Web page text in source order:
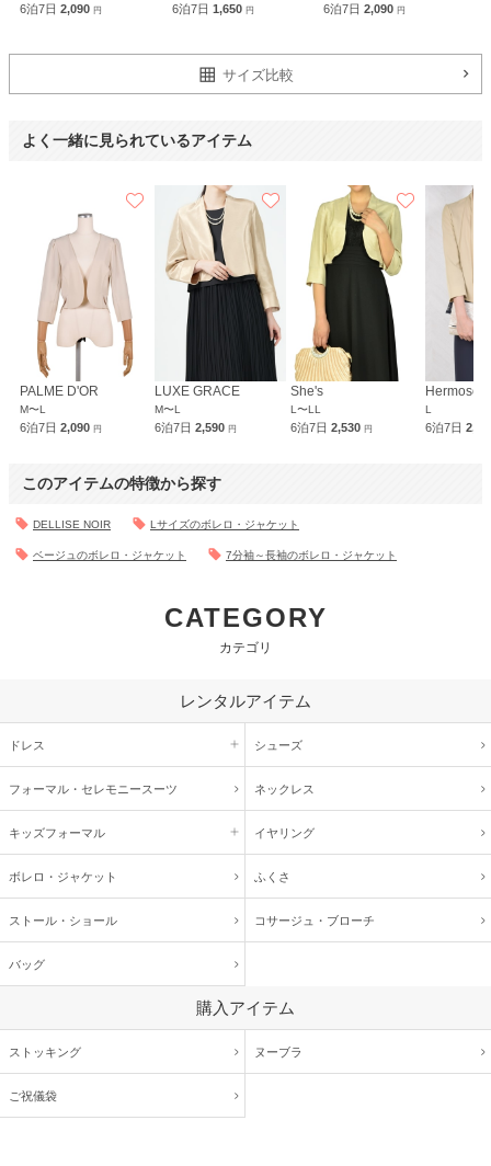
6泊7日 2,090 円 6泊7日 1,650 円 6泊7日2,090円
サイズ比較
よく一緒に見られているアイテム
PALME D'OR
M〜L
6泊7日 2,090 円
LUXE GRACE
M〜L
6泊7日2,590円
She's
L〜LL
6泊7日 2,530 円
Hermoso
L
6泊7日
このアイテムの特徴から探す
DELLISE NOIR Lサイズのボレロ・ジャケット
ベージュのボレロ・ジャケット 7分袖～長袖のボレロ・ジャケット
CATEGORY
カテゴリ
レンタルアイテム
ドレス シューズ
フォーマル・ セレモニースーツ ネックレス
キッズフォーマル イヤリング
ボレロ・ジャケット ふくさ
ストール・ショール コサージュ・ ブローチ
バッグ
購入アイテム
ストッキング ヌーブラ
ご祝儀袋